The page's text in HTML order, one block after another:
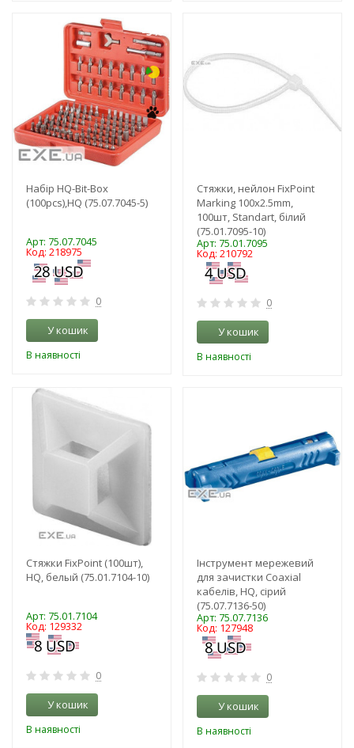
-3%
Набір HQ-Bit-Box
(100pcs),HQ (75.07.7045-5)
Арт: 75.07.7045
Код: 218975
0
У кошик
В наявності
Стяжки, нейлон FixPoint
Marking 100х2.5mm,
100шт, Standart, білий
(75.01.7095-10)
Арт: 75.01.7095
Код: 210792
0
У кошик
В наявності
Стяжки FixPoint (100шт),
HQ, белый (75.01.7104-10)
Арт: 75.01.7104
Код: 129332
0
У кошик
В наявності
Інструмент мережевий
для зачистки Coaxial
кабелів, HQ, сірий
(75.07.7136-50)
Арт: 75.07.7136
Код: 127948
0
У кошик
В наявності